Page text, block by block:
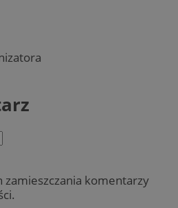
komentarzy